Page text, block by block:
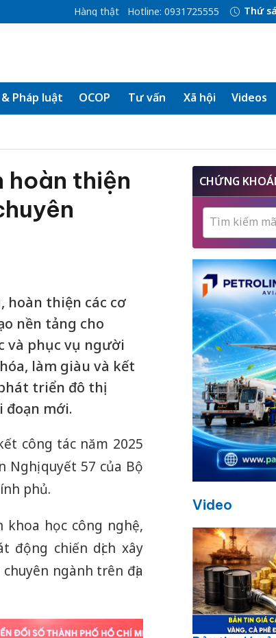
Hàng thật Hotline: 0931725555 Thứ
Pháp luật OCOP Tư vấn Xã hội Videos
hoàn thiện
hoàn thiện các cơ
nền tảng cho
và phục vụ người
làm giàu và kết
triển đô thị
mới.
công tác năm 2025
quyết 57 của Bộ
phủ.
khoa học công nghệ,
động chiến dịch xây
ngành trên địa
CHỨNG
Tìm kiếm
Video